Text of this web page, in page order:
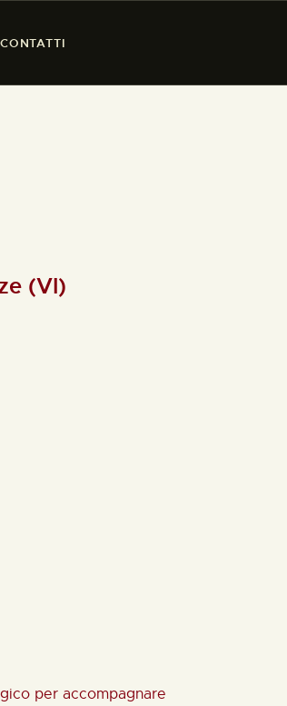
CONTATTI
(VI)
per accompagnare